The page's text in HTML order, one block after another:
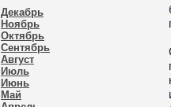
Декабрь
Ноябрь
Октябрь
Сентябрь
Август
Июль
Июнь
Май